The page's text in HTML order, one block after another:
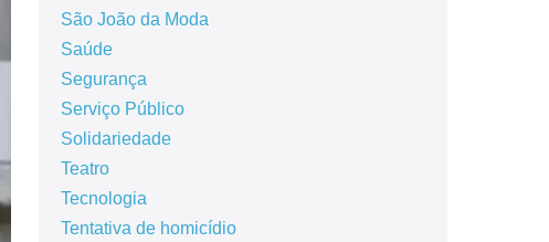
São João da Moda
Saúde
Segurança
Serviço Público
Solidariedade
Teatro
Tecnologia
Tentativa de homicídio